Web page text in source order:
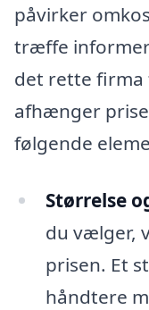
påvirker
træffe
det rette firma
afhænger
følgende
Størrelse
du vælger,
prisen. Et
håndtere